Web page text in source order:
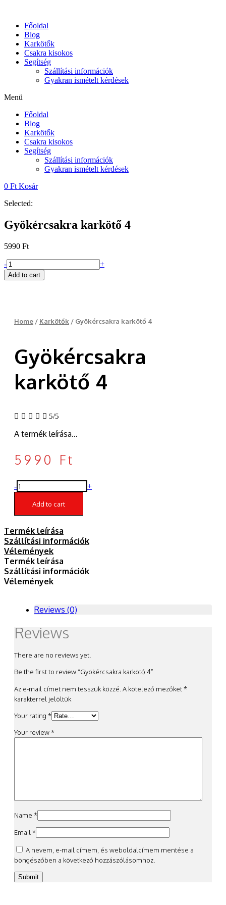
contentFőoldal
Blog
Karkötők
Csakra kisokos
Segítség
Szállítási információk
Gyakran ismételt kérdések
Menü
Főoldal
Blog
Karkötők
Csakra kisokos
Segítség
Szállítási információk
Gyakran ismételt kérdések
0 Ft Kosár
Selected:
Gyökércsakra karkötő 4
5990 Ft
Gyökércsakra
karkötő
4
- +
Add to cart
Home / Karkötők / Gyökércsakra karkötő 4
Gyökércsakra
karkötő 4
     5/5
A termék leírása…
5990 Ft
Gyökércsakra
karkötő
- +
Add to cart
Termék leírása
Szállítási információk
Vélemények
Termék leírása
Szállítási információk
Vélemények
Reviews (0)
Reviews
There are no reviews yet.
Be the first to review “Gyökércsakra karkötő 4”
Az e-mail címet nem tesszük közzé. A kötelező mezőket*
karakterrel jelöltük
Your rating *
Your review*
Name *
Email *
A nevem, e-mail címem, és weboldalcímem mentése a
böngészőben a következő hozzászólásomhoz.